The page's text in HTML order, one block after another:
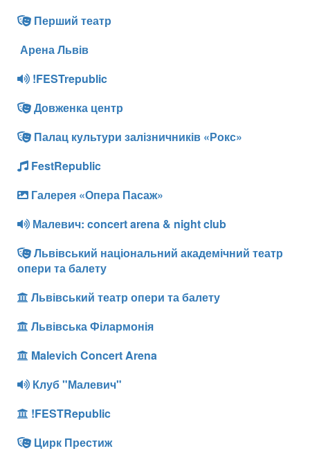
Перший театр
Арена Львів
!FESTrepublic
Довженка центр
Палац культури залізничників «Рокс»
FestRepublic
Галерея «Опера Пасаж»
Малевич: concert arena & night club
Львівський національний академічний театр
опери та балету
Львівський театр опери та балету
Львівська Філармонія
Malevich Concert Arena
Клуб "Малевич"
!FESTRepublic
Цирк Престиж